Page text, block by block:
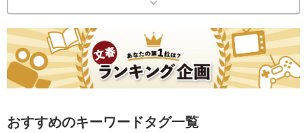
おすすめのキーワードタグ一覧